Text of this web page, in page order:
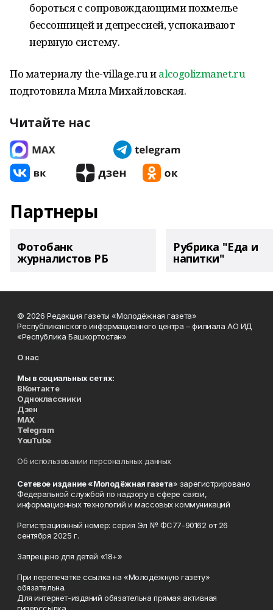
бороться с сопровождающими похмелье
бессонницей и депрессией, успокаивают
нервную систему.
По материалу the-village.ru иalcogolizmanet.ru
подготовила Мила Михайловская.
Читайте нас
Партнеры
Фотобанк
журналистов РБ
Рубрика "Еда и
напитки"
© 2026 Редакция газеты «Молодёжная газета»
Республиканского информационного центра – филиала АО ИД
«Республика Башкортостан»
О нас
Мы в социальных сетях:
ВКонтакте
Одноклассники
Дзен
MAX
Telegram
YouTube
Об использовании персональных данных
Сетевое издание «Молодёжная газета» зарегистрировано
Федеральной службой по надзору в сфере связи,
информационных технологий и массовых коммуникаций
Регистрационный номер: серия Эл № ФС77-90162 от 26
сентября 2025 г.
Запрещено для детей «18+»
При перепечатке ссылка на «Молодёжную газету»
обязательна.
Для интернет-изданий обязательна прямая активная